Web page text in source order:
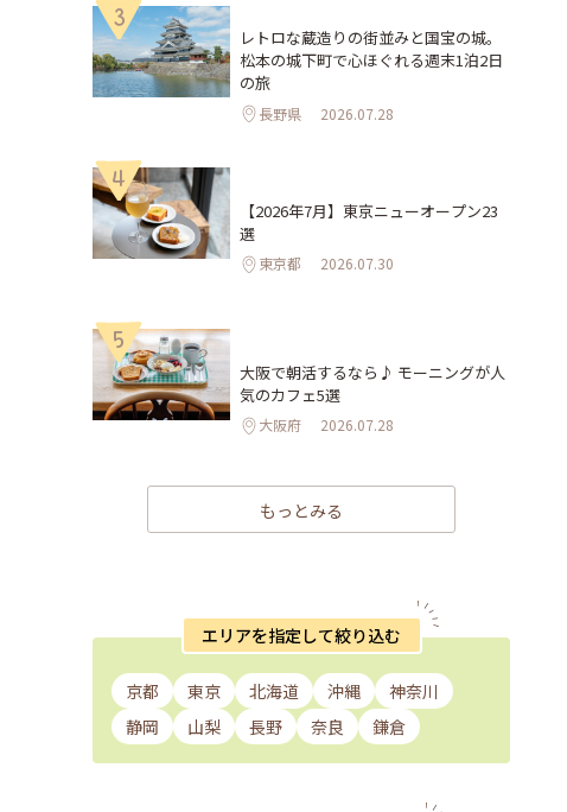
3
レトロな蔵造りの街並みと国宝の城。
松本の城下町で心ほぐれる週末1泊2日
の旅
長野県 2026.07.28
4
【2026年7月】東京ニューオープン23
選
東京都 2026.07.30
5
大阪で朝活するなら♪ モーニングが人
気のカフェ5選
大阪府 2026.07.28
もっとみる
エリアを指定して絞り込む
京都 東京 北海道 沖縄
神奈川
静岡
山梨 長野 奈良 鎌倉